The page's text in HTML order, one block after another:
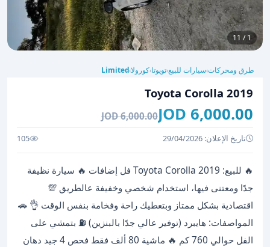
1 / 11
طرق ومحركات›سيارات للبيع›تويوتا›كورولا›
Limited
Toyota Corolla 2019
6,000.00 JOD
6,000.00 JOD
تاريخ الإعلان: 29/04/2026 105
🔥 للبيع: Toyota Corolla 2019 فل إضافات 🔥 سيارة نظيفة
جدًا ومعتنى فيها، استخدام شخصي وخفيفة عالطريق 💯
اقتصادية بشكل ممتاز وبتعطيك راحة وفخامة بنفس الوقت 👌 🚗
المواصفات: هايبرد (توفير عالي جدًا بالبنزين) ⛽ بتمشي على
الفل حوالي 760 كم 🔥 ماشية 80 ألف فقط فحص 4 جيد دهان